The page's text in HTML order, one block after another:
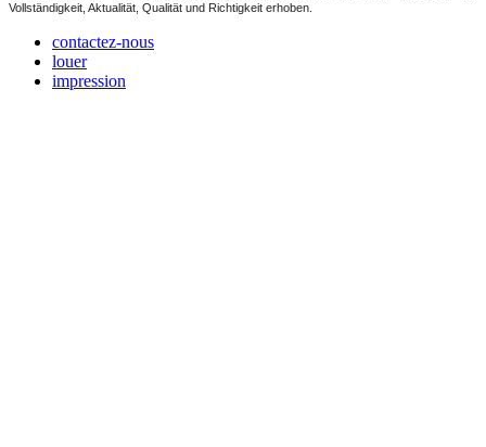
Vollständigkeit, Aktualität, Qualität und Richtigkeit erhoben.
contactez-nous
louer
impression